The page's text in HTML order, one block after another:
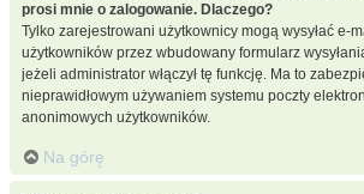
prosi mnie o zalogowanie. Dlaczego?
Tylko zarejestrowani użytkownicy mogą wysyłać e-
użytkowników przez wbudowany formularz
jeżeli administrator włączył tę funkcję. Ma to
nieprawidłowym używaniem systemu poczty
anonimowych użytkowników.
Na górę